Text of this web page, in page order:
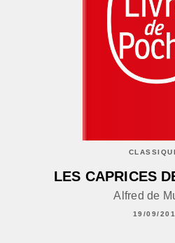
LES CAPRICES
Alfred de
19/09/